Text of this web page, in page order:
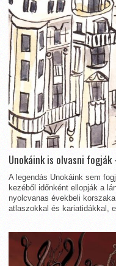
Unokáink is olvasni
A legendás Unokáink sem
kezéből időnként ellopják a
nyolcvanas évekbeli
atlaszokkal és kariatidákkal,